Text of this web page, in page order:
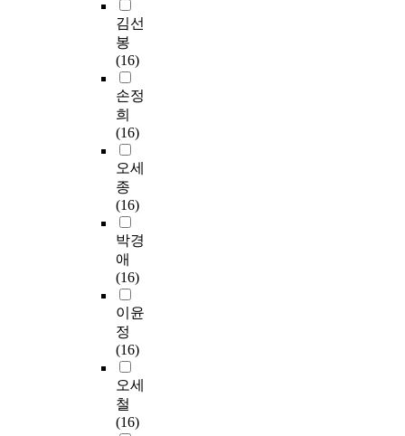
김선
봉
(16)
손정
희
(16)
오세
종
(16)
박경
애
(16)
이윤
정
(16)
오세
철
(16)